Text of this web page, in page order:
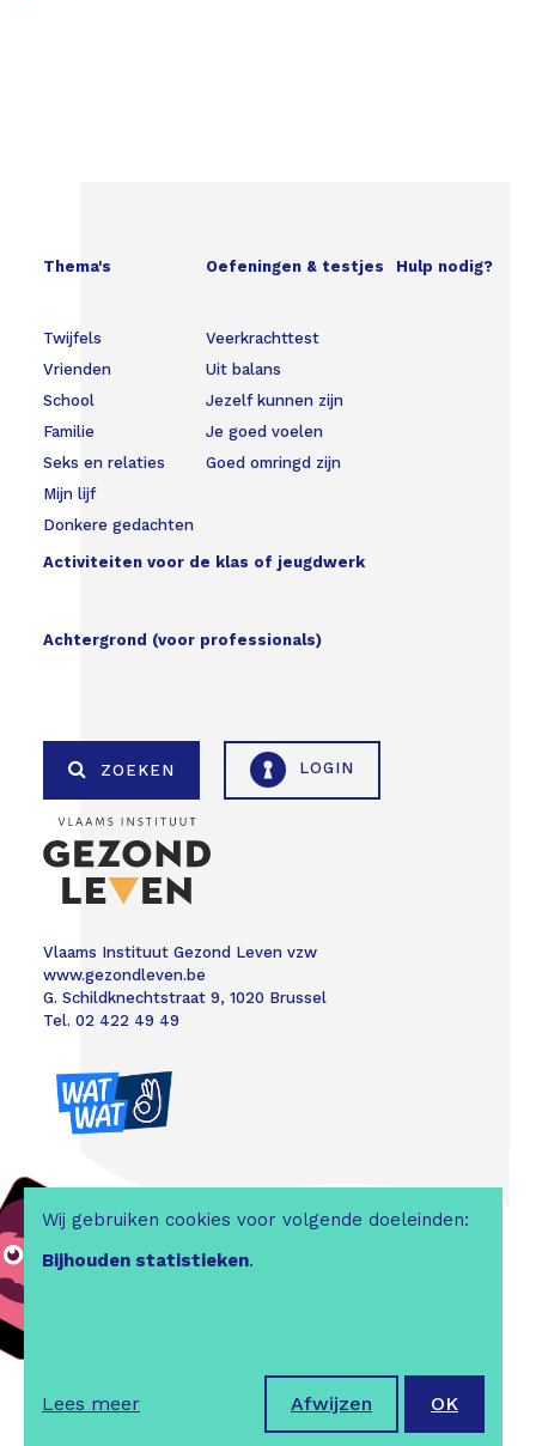
Thema's
Twijfels
Vrienden
School
Familie
Seks en relaties
Mijn lijf
Donkere gedachten
Oefeningen & testjes
Veerkrachttest
Uit balans
Jezelf kunnen zijn
Je goed voelen
Goed omringd zijn
Hulp nodig?
Activiteiten voor de klas of jeugdwerk
Achtergrond (voor professionals)
ZOEKEN LOGIN
Vlaams Instituut Gezond Leven vzw
www.gezondleven.be
G. Schildknechtstraat 9, 1020 Brussel
Tel. 02 422 49 49
Vlaams Instituut Gezond Leven, Alle
rechten voorbehouden.
Wij gebruiken cookies voor volgende doeleinden:
Bijhouden statistieken.
Lees meer Afwijzen OK